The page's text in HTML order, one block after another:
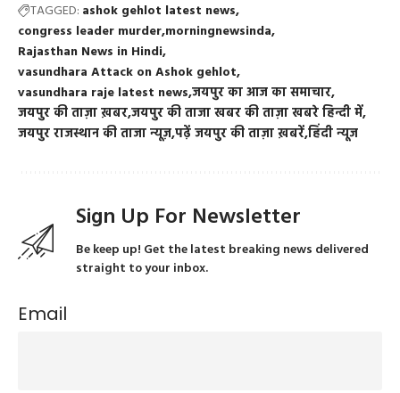
TAGGED: ashok gehlot latest news
congress leader murder morningnewsinda
Rajasthan News in Hindi
vasundhara Attack on Ashok gehlot
vasundhara raje latest news जयपुर का आज का समाचार
जयपुर की ताज़ा ख़बरजयपुर की ताजा खबर की ताज़ा खबरे हिन्दी में
जयपुर राजस्थान की ताजा न्यूज़पढ़ें जयपुर की ताज़ा ख़बरेंहिंदी न्यूज
Sign Up For Newsletter
Be keep up! Get the latest breaking news delivered
straight to your inbox.
Email